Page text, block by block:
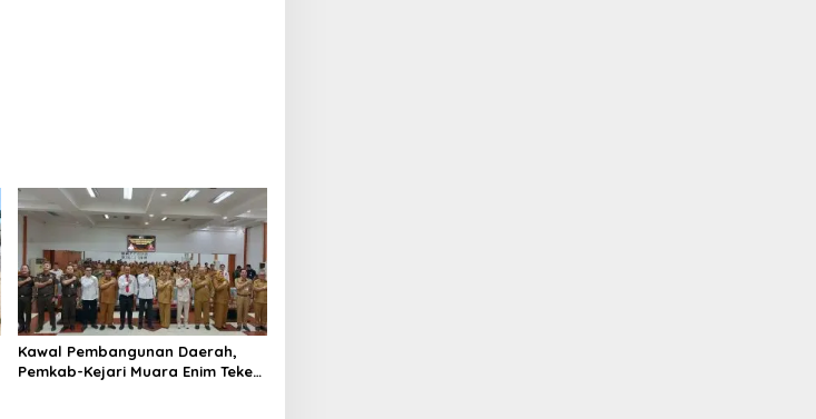
Kawal Pembangunan Daerah,
Pemkab-Kejari Muara Enim Teken